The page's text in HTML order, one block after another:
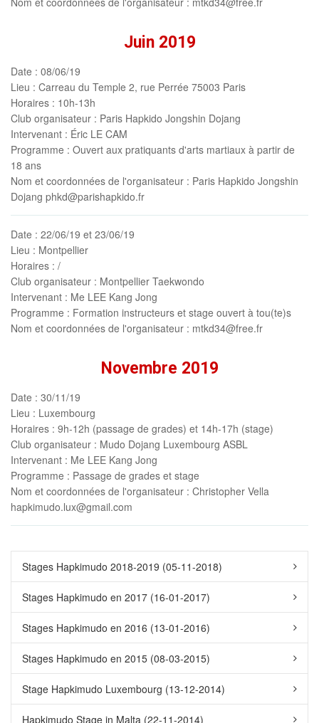
Juin 2019
Date : 08/06/19
Lieu : Carreau du Temple 2, rue Perrée 75003 Paris
Horaires : 10h-13h
Club organisateur : Paris Hapkido Jongshin Dojang
Intervenant : Éric LE CAM
Programme : Ouvert aux pratiquants d'arts martiaux à partir de
18 ans
Nom et coordonnées de l'organisateur : Paris Hapkido Jongshin
Dojang phkd@parishapkido.fr
Date : 22/06/19 et 23/06/19
Lieu : Montpellier
Horaires : /
Club organisateur : Montpellier Taekwondo
Intervenant : Me LEE Kang Jong
Programme : Formation instructeurs et stage ouvert à tou(te)s
Nom et coordonnées de l'organisateur : mtkd34@free.fr
Novembre 2019
Date : 30/11/19
Lieu : Luxembourg
Horaires : 9h-12h (passage de grades) et 14h-17h (stage)
Club organisateur : Mudo Dojang Luxembourg ASBL
Intervenant : Me LEE Kang Jong
Programme : Passage de grades et stage
Nom et coordonnées de l'organisateur : Christopher Vella
hapkimudo.lux@gmail.com
Stages Hapkimudo 2018-2019 (05-11-2018)
Stages Hapkimudo en 2017 (16-01-2017)
Stages Hapkimudo en 2016 (13-01-2016)
Stages Hapkimudo en 2015 (08-03-2015)
Stage Hapkimudo Luxembourg (13-12-2014)
Hapkimudo Stage in Malta (22-11-2014)